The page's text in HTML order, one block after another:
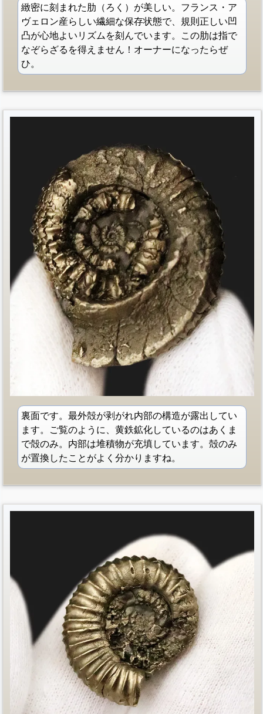
緻密に刻まれた肋（ろく）が美しい。フランス・ア
ヴェロン産らしい繊細な保存状態で、規則正しい凹
凸が心地よいリズムを刻んでいます。この肋は指で
なぞらざるを得えません！オーナーになったらぜ
ひ。
裏面です。最外殻が剥がれ内部の構造が露出してい
ます。ご覧のように、黄鉄鉱化しているのはあくま
で殻のみ。内部は堆積物が充填しています。殻のみ
が置換したことがよく分かりますね。